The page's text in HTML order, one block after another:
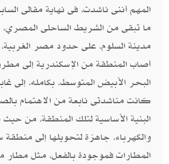
المهم أننى ناشدت، فى نهاية مقالى
ما تبقى من الشريط الساحلى
مدينة السلوم، على حدود مصر
أصاب المنطقة من الإسكندرية إلى
البحر الأبيض المتوسط، بكامله، إلى
كانت مناشدتى نابعة من الاهتمام
البنية الأساسية لتلك المنطقة، من حيث
والكهرباء، جاهزة لتحويلها إلى
المطارات فموجودة بالفعل، مثل